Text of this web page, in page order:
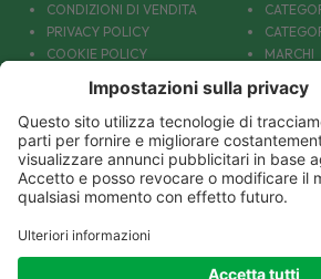
CONDIZIONI DI VENDITA
PRIVACY POLICY
COOKIE POLICY
SPEDIZIONI
PAGAMENTI
COUPON E OFFERTE
PATOLOGIE: CAUSE E RIMEDI
MARCHI
IL
DIVENTIAMO AMICI!
Parafarmacia Europea Srl - Via Petraro 380- 80050 Santa Maria la